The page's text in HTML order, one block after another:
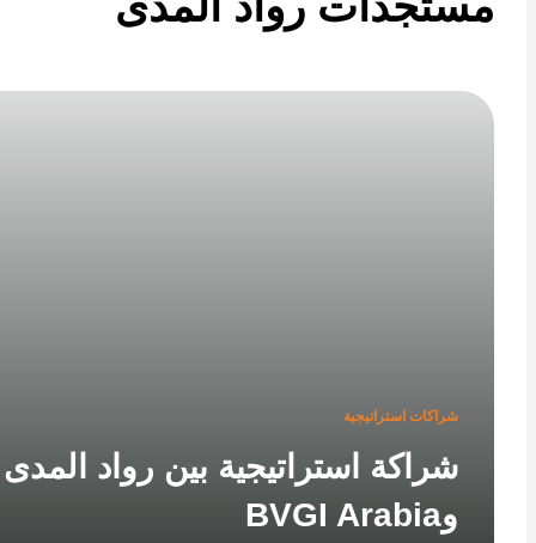
شراكات استراتيجية
شراكة استراتيجية بين رواد المدى